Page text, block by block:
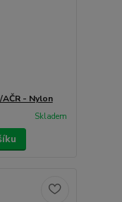
- Nylon
Skladem